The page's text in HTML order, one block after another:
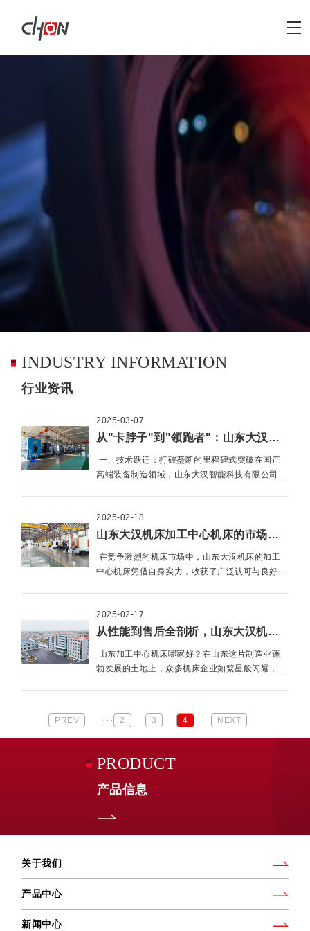
INDUSTRY INFORMATION
行业资讯
2025-03-07
从"卡脖子"到"领跑者"：山东大汉智能五轴车铣复合机床开启国产高端制造新篇章
一、技术跃迁：打破垄断的里程碑式突破在国产
高端装备制造领域，山东大汉智能科技有限公司正
≤0.005mm、全生命周期AI监控···
2025-02-18
山东大汉机床加工中心机床的市场口碑探秘
在竞争激烈的机床市场中，山东大汉机床的加工
中心机床凭借自身实力，收获了广泛认可与良好口
衡量机床性能的关键指标。山···
2025-02-17
从性能到售后全剖析，山东大汉机床如何称霸加工中心领域
山东加工中心机床哪家好？在山东这片制造业蓬
勃发展的土地上，众多机床企业如繁星般闪耀，而
里呢？一、卓越的产品性能（···
PREV
··· 2 3 4 NEXT
PRODUCT
产品信息
关于我们
产品中心
新闻中心